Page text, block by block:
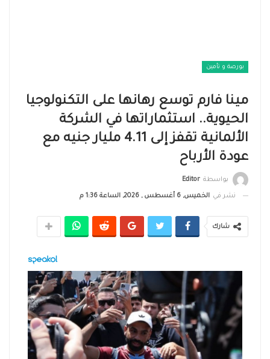
بورصة و تأمين
مينا فارم توسع رهانها على التكنولوجيا
الحيوية.. استثماراتها في الشركة
الألمانية تقفز إلى 4.11 مليار جنيه مع
عودة الأرباح
بواسطة Editor
نشر في الخميس, 6 أغسطس , 2026, الساعة 1:36 م
شارك